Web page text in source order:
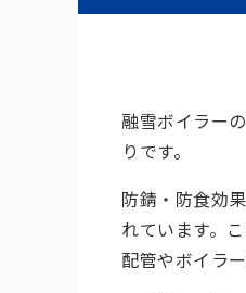
融雪ボイラー
りです。
防錆・防食効
れています。
配管やボイラ